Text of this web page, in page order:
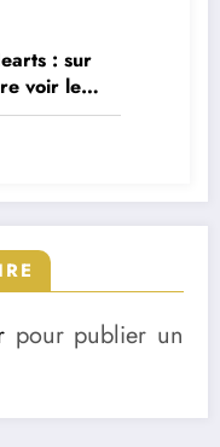
: sur
voir le
pour publier un